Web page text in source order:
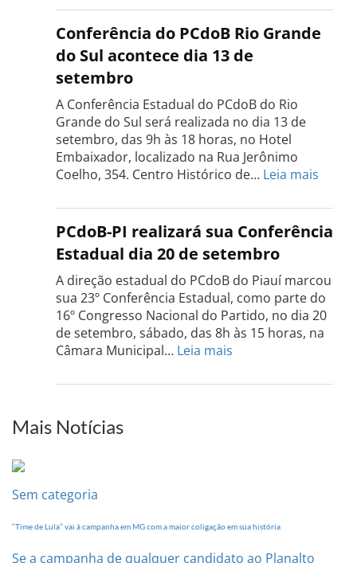
Estadual
do
PCdoB
Tocantins
será
realizada
dia
18
de
setembro
Conferência do PCdoB Rio Grande
do Sul acontece dia 13 de
setembro
A Conferência Estadual do PCdoB do Rio
Grande do Sul será realizada no dia 13 de
setembro, das 9h às 18 horas, no Hotel
Embaixador, localizado na Rua Jerônimo
Coelho, 354. Centro Histórico de… Leia mais
do
PCdoB
Rio
do
Sul
dia
PCdoB-PI realizará sua Conferência
Estadual dia 20 de setembro
A direção estadual do PCdoB do Piauí marcou
sua 23º Conferência Estadual, como parte do
16º Congresso Nacional do Partido, no dia 20
de setembro, sábado, das 8h às 15 horas, na
Câmara Municipal… Leia mais
PI
setembro
Mais Notícias
Sem categoria
“Time de Lula” vai à campanha em MG com a maior coligação em sua história
Se a campanha de qualquer candidato ao Planalto